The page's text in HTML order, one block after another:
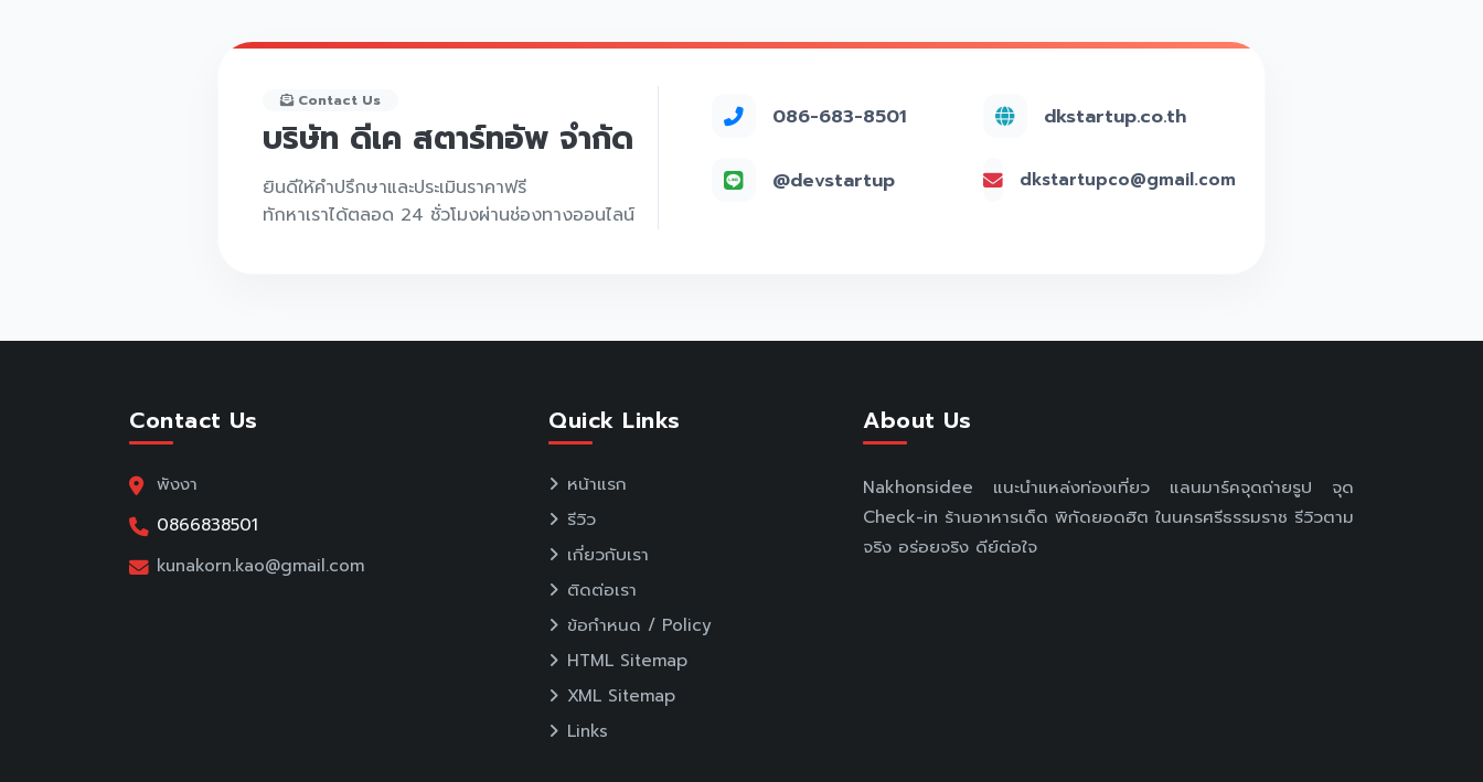
Contact Us
บริษัท ดีเค สตาร์ทอัพ จำกัด
ยินดีให้คำปรึกษาและประเมินราคาฟรี
ทักหาเราได้ตลอด 24 ชั่วโมงผ่านช่องทางออนไลน์
086-683-8501
@devstartup
dkstartup.co.th
dkstartupco@gmail.com
Contact Us
พังงา
0866838501
kunakorn.kao@gmail.com
Quick Links
หน้าแรก
รีวิว
เกี่ยวกับเรา
ติดต่อเรา
ข้อกำหนด / Policy
HTML Sitemap
XML Sitemap
Links
About Us
Nakhonsidee แนะนำแหล่งท่องเที่ยว แลนมาร์คจุดถ่ายรูป จุด
Check-in ร้านอาหารเด็ด พิกัดยอดฮิต ในนครศรีธรรมราช รีวิวตาม
จริง อร่อยจริง ดีย์ต่อใจ